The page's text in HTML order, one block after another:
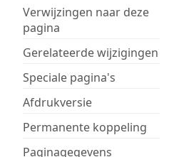
Verwijzingen naar deze
pagina
Gerelateerde wijzigingen
Speciale pagina's
Afdrukversie
Permanente koppeling
Paginagegevens